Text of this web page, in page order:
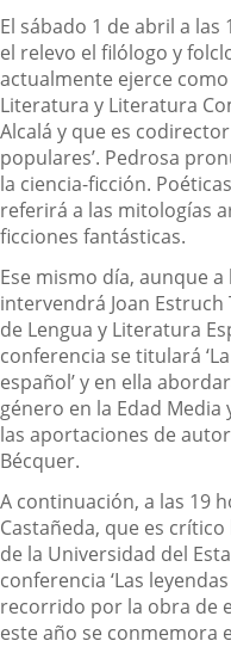
El sábado 1 de abril a
el relevo el filólogo y
actualmente ejerce
Literatura y Literatura
Alcalá y que es
populares’. Pedrosa
la ciencia-ficción.
referirá a las mitologías
ficciones fantásticas.
Ese mismo día, aunque
intervendrá Joan
de Lengua y Literatura
conferencia se titulará
español’ y en ella
género en la Edad Media
las aportaciones de
Bécquer.
A continuación, a las 19
Castañeda, que es
de la Universidad del
conferencia ‘Las
recorrido por la obra de
este año se conmemora